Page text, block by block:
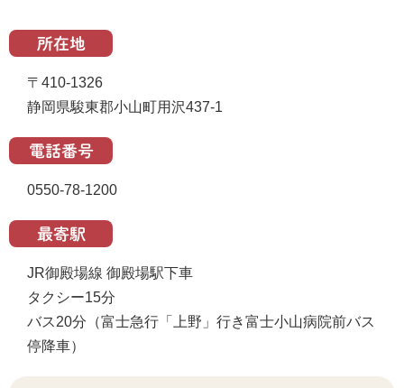
所在地
〒410-1326
静岡県駿東郡小山町用沢437-1
電話番号
0550-78-1200
最寄駅
JR御殿場線 御殿場駅下車
タクシー15分
バス20分（富士急行「上野」行き富士小山病院前バス
停降車）